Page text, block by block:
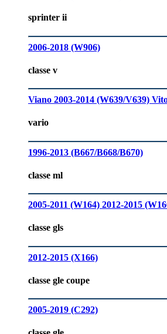
sprinter ii
2006-2018 (W906)
classe v
Viano 2003-2014 (W639/V639)
vario
1996-2013 (B667/B668/B670)
classe ml
2005-2011 (W164) 2012-2015
classe gls
2012-2015 (X166)
classe gle coupe
2005-2019 (C292)